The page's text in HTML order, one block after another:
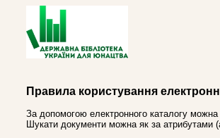
Правила користування
За допомогою електронного каталогу
Шукати документи можна як за атрибутами